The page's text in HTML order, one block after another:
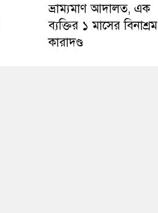
ভ্রাম্যমাণ আদালত, এক
ব্যক্তির ১ মাসের বিনাশ্রম
কারাদণ্ড